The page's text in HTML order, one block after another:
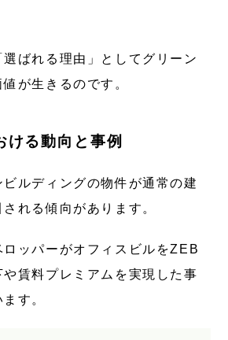
ばれる理由」としてグリーン
が生きるのです。
ける動向と事例
ルディングの物件が通常の建
れる傾向があります。
ロッパーがオフィスビルをZEB
賃料プレミアムを実現した事
す。